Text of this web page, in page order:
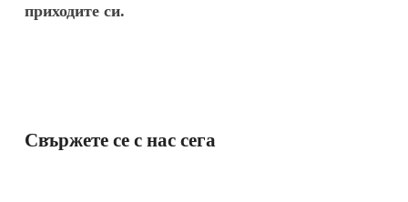
приходите си.
Свържете се с нас сега